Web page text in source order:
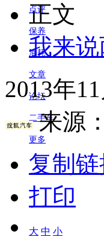
点评
保养
油耗
文章
论坛
二手车
更多
正文
我来说
2013年
来源：
复制
打印
大 中 小